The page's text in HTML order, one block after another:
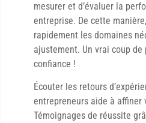
mesurer et d’évaluer la
entreprise. De cette
rapidement les domaines
ajustement. Un vrai coup
confiance !
Écouter les retours
entrepreneurs aide à affiner
Témoignages de réussite